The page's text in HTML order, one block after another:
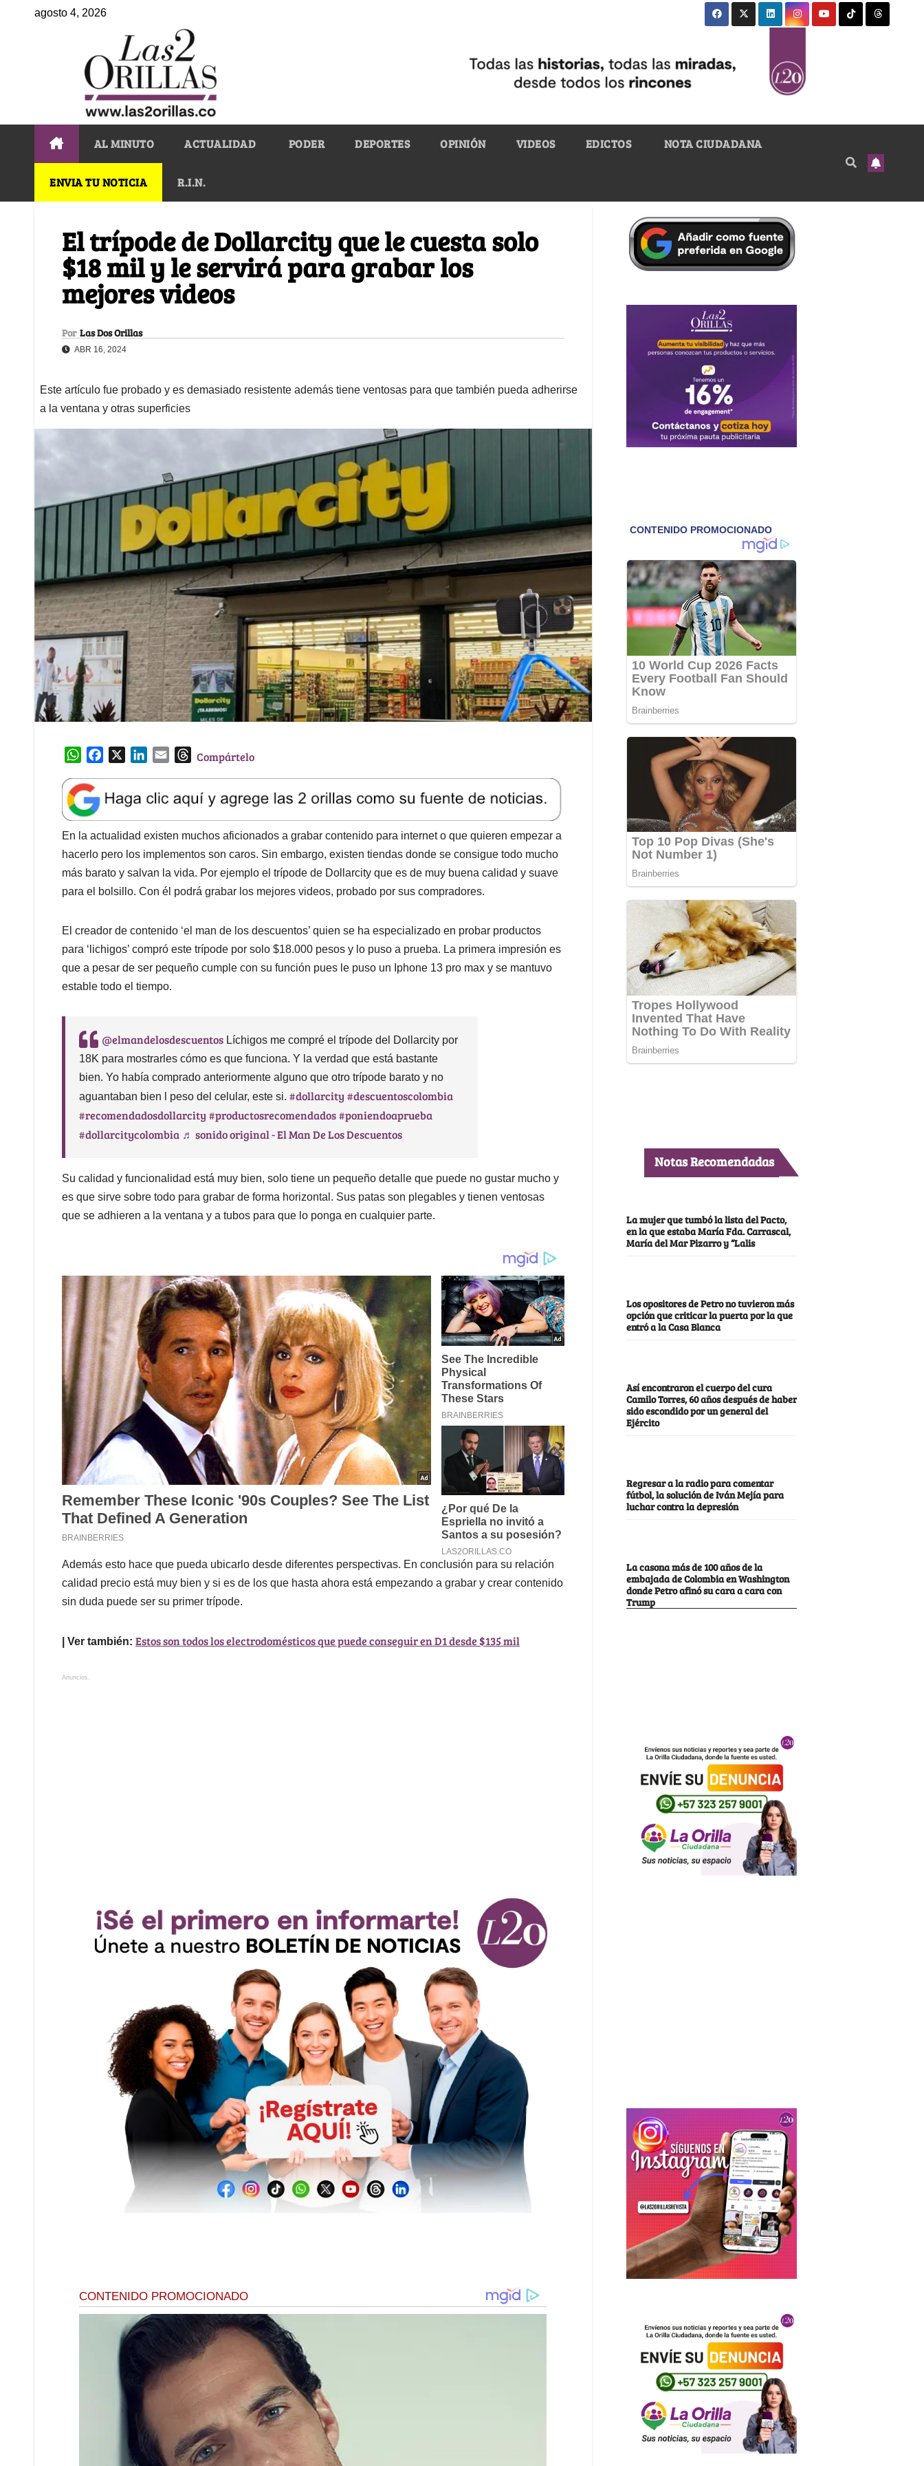
agosto 4, 2026
AL MINUTO ACTUALIDAD PODER DEPORTES OPINIÓN VIDEOS EDICTOS NOTA CIUDADANA
ENVIA TU NOTICIA R.I.N.
El trípode de Dollarcity que le cuesta solo
$18 mil y le servirá para grabar los
mejores videos
Por Las Dos Orillas
ABR 16, 2024
Este artículo fue probado y es demasiado resistente además tiene ventosas para que también pueda adherirse
a la ventana y otras superficies
W
a
t
s
A
p
p
e
b
o
o
k
k
e
d
I
n
l
T
e
a
d
s
Compártelo
En la actualidad existen muchos aficionados a grabar contenido para internet o que quieren empezar a
hacerlo pero los implementos son caros. Sin embargo, existen tiendas donde se consigue todo mucho
más barato y salvan la vida. Por ejemplo el trípode de Dollarcity que es de muy buena calidad y suave
para el bolsillo. Con él podrá grabar los mejores videos, probado por sus compradores.
El creador de contenido ‘el man de los descuentos’ quien se ha especializado en probar productos
para ‘lichigos’ compró este trípode por solo $18.000 pesos y lo puso a prueba. La primera impresión es
que a pesar de ser pequeño cumple con su función pues le puso un Iphone 13 pro max y se mantuvo
estable todo el tiempo.
@elmandelosdescuentos Líchigos me compré el trípode del Dollarcity por
18K para mostrarles cómo es que funciona. Y la verdad que está bastante
bien. Yo había comprado anteriormente alguno que otro trípode barato y no
aguantaban bien l peso del celular, este si. #dollarcity #descuentoscolombia
#recomendadosdollarcity #productosrecomendados#poniendoaprueba
#dollarcitycolombia ♬ sonido original - El Man De Los Descuentos
Su calidad y funcionalidad está muy bien, solo tiene un pequeño detalle que puede no gustar mucho y
es que sirve sobre todo para grabar de forma horizontal. Sus patas son plegables y tienen ventosas
que se adhieren a la ventana y a tubos para que lo ponga en cualquier parte.
Además esto hace que pueda ubicarlo desde diferentes perspectivas. En conclusión para su relación
calidad precio está muy bien y si es de los que hasta ahora está empezando a grabar y crear contenido
sin duda puede ser su primer trípode.
| Ver también: Estos son todos los electrodomésticos que puede conseguir en D1 desde $135 mil
Anuncios.
Notas Recomendadas
La mujer que tumbó la lista del Pacto,
en la que estaba María Fda. Carrascal,
María del Mar Pizarro y “Lalis
Los opositores de Petro no tuvieron más
opción que criticar la puerta por la que
entró a la Casa Blanca
Así encontraron el cuerpo del cura
Camilo Torres, 60 años después de haber
sido escondido por un general del
Ejército
Regresar a la radio para comentar
fútbol, la solución de Iván Mejía para
luchar contra la depresión
La casona más de 100 años de la
embajada de Colombia en Washington
donde Petro afinó su cara a cara con
Trump